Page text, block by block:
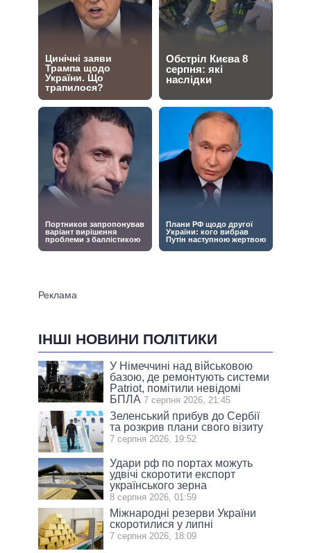
ІНШІ НОВИНИ ПОЛІТИКИ
У Німеччині над військовою
базою, де ремонтують системи
Patriot, помітили невідомі
БПЛА 7 серпня 2026, 21:45
Зеленський прибув до Сербії
та розкрив плани свого візиту
7 серпня 2026, 19:52
Удари рф по портах можуть
удвічі скоротити експорт
українського зерна
8 серпня 2026, 01:59
Міжнародні резерви України
скоротилися у липні
7 серпня 2026, 18:09